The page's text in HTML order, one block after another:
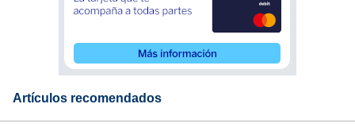
Artículos recomendados